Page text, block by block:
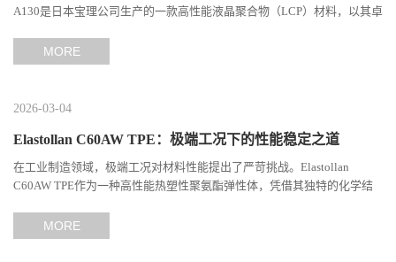
A130是日本宝理公司生产的一款高性能液晶聚合物（LCP）材料，以其卓
MORE
2026-03-04
Elastollan C60AW TPE：极端工况下的性能稳定之道
在工业制造领域，极端工况对材料性能提出了严苛挑战。Elastollan
C60AW TPE作为一种高性能热塑性聚氨酯弹性体，凭借其独特的化学结
MORE